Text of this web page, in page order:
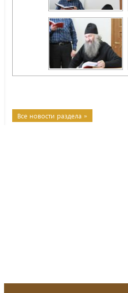
Все новости раздела »